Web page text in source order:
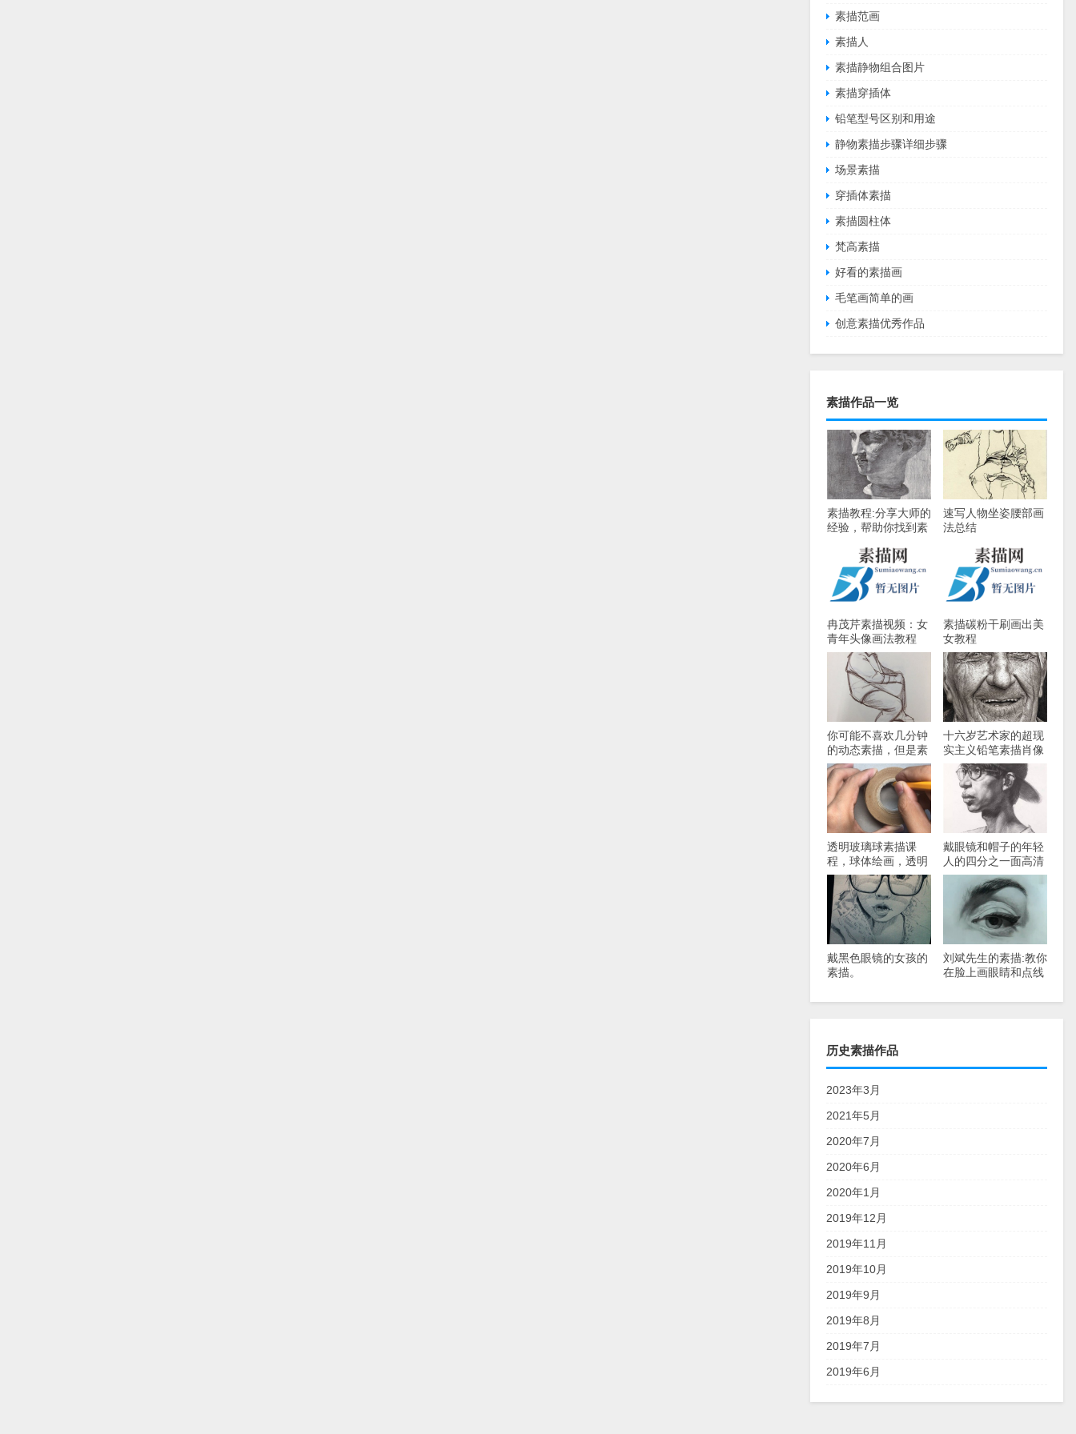
素描范画
素描人
素描静物组合图片
素描穿插体
铅笔型号区别和用途
静物素描步骤详细步骤
场景素描
穿插体素描
素描圆柱体
梵高素描
好看的素描画
毛笔画简单的画
创意素描优秀作品
素描作品一览
素描教程:分享大师的
经验，帮助你找到素
速写人物坐姿腰部画
法总结
冉茂芹素描视频：女
青年头像画法教程
（上）
素描碳粉干刷画出美
女教程
你可能不喜欢几分钟
的动态素描，但是素
描大师都知道新手应
该这样做。
十六岁艺术家的超现
实主义铅笔素描肖像
透明玻璃球素描课
程，球体绘画，透明
玻璃绘画
戴眼镜和帽子的年轻
人的四分之一面高清
肖像
戴黑色眼镜的女孩的
素描。
刘斌先生的素描:教你
在脸上画眼睛和点线
历史素描作品
2023年3月
2021年5月
2020年7月
2020年6月
2020年1月
2019年12月
2019年11月
2019年10月
2019年9月
2019年8月
2019年7月
2019年6月